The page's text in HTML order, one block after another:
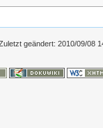
geändert: 2010/09/08